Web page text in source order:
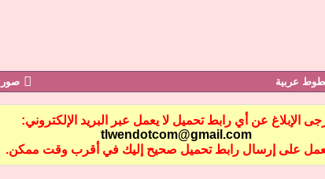
عربية صور
الإبلاغ عن أي رابط تحميل لا يعمل عبر البريد الإلكتروني:
tlwendotcom@gmail.com
على إرسال رابط تحميل صحيح إليك في أقرب وقت ممكن.